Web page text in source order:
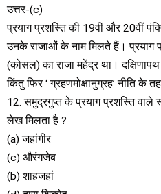
उत्तर-(c)
प्रयाग प्रशस्ति की 19वीं और 20वीं
उनके राजाओं के नाम मिलते हैं। प्रयाग
(कोसल) का राजा महेंद्र था।
किंतु फिर ‘ ग्रहणमोक्षानुग्रह’ नीति के
12. समुद्रगुप्त के प्रयाग प्रशस्ति वाले
लेख मिलता है ?
(a) जहांगीर
(c) औरंगजेब
(b) शाहजहां